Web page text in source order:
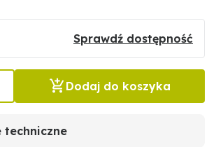
Sprawdź dostępność
Dodaj do koszyka
techniczne